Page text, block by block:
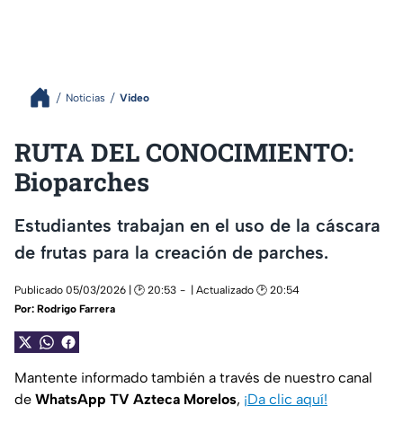
Noticias Video
RUTA DEL CONOCIMIENTO:
Bioparches
Estudiantes trabajan en el uso de la cáscara
de frutas para la creación de parches.
Publicado 05/03/2026 | 🕑 20:53
| Actualizado 🕑 20:54
Por: Rodrigo Farrera
Mantente informado también a través de nuestro canal
de WhatsApp TV Azteca Morelos, ¡Da clic aquí!